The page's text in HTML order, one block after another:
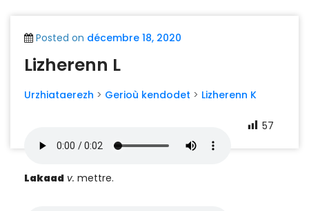
Posted on décembre 18, 2020
Lizherenn L
Urzhiataerezh > Gerioù kendodet > Lizherenn K
Lakaad v. mettre.
57